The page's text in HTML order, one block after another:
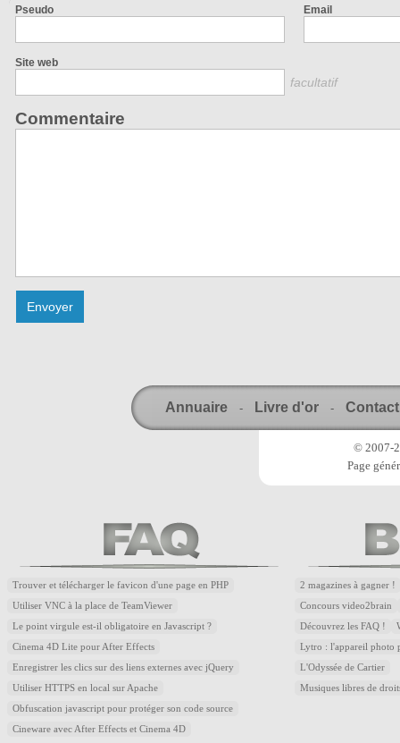
Pseudo Email
Site web
facultatif
Commentaire
Annuaire - Livre d'or - Contact
© 2007-
Page
Trouver et télécharger le favicon d'une page en PHP
Utiliser VNC à la place de TeamViewer
Le point virgule est-il obligatoire en Javascript ?
Cinema 4D Lite pour After Effects
Enregistrer les clics sur des liens externes avec jQuery
Utiliser HTTPS en local sur Apache
Obfuscation javascript pour protéger son code source
Cineware avec After Effects et Cinema 4D
2 magazines à gagner !
Concours video2brain
Découvrez les FAQ !
Lytro : l'appareil photo
L'Odyssée de Cartier
Musiques libres de